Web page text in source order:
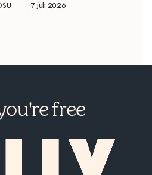
7 juli 2026
free